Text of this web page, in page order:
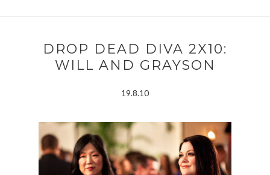
DROP DEAD DIVA 2X10:
WILL AND GRAYSON
19.8.10